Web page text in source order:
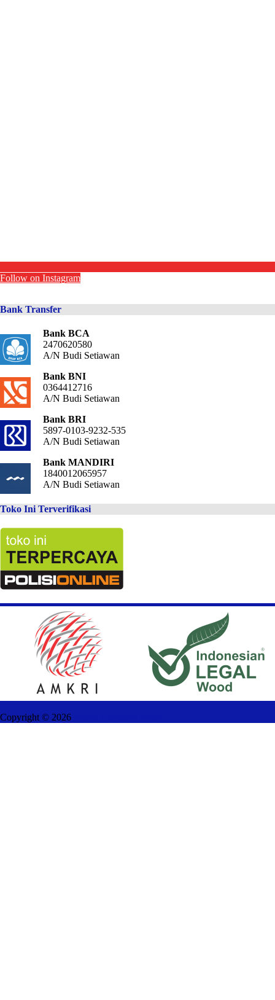
Follow on Instagram
Bank Transfer
Bank BCA
2470620580
A/N Budi Setiawan
Bank BNI
0364412716
A/N Budi Setiawan
Bank BRI
5897-0103-9232-535
A/N Budi Setiawan
Bank MANDIRI
1840012065957
A/N Budi Setiawan
Toko Ini Terverifikasi
Copyright © 2026